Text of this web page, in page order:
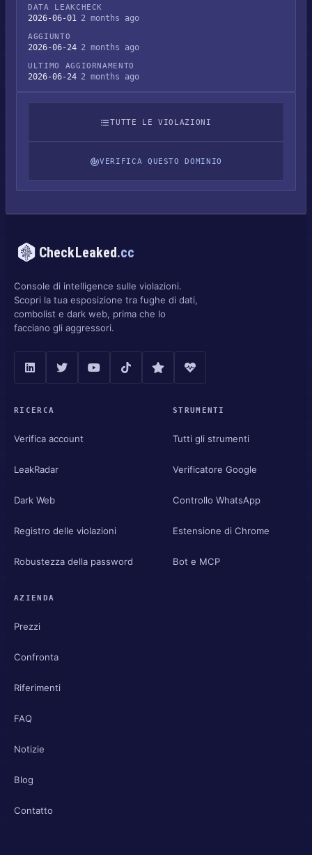
DATA LEAKCHECK
2026-06-01 2 months ago
AGGIUNTO
2026-06-24 2 months ago
ULTIMO AGGIORNAMENTO
2026-06-24 2 months ago
TUTTE LE VIOLAZIONI
VERIFICA QUESTO DOMINIO
CheckLeaked.cc
Console di intelligence sulle violazioni.
Scopri la tua esposizione tra fughe di dati,
combolist e dark web, prima che lo
facciano gli aggressori.
RICERCA
Verifica account
LeakRadar
Dark Web
Registro delle violazioni
Robustezza della password
STRUMENTI
Tutti gli strumenti
Verificatore Google
Controllo WhatsApp
Estensione di Chrome
Bot e MCP
AZIENDA
Prezzi
Confronta
Riferimenti
FAQ
Notizie
Blog
Contatto